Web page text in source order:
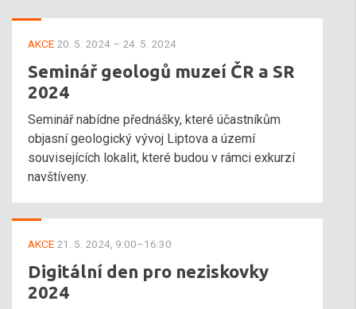
AKCE 20. 5. 2024 – 24. 5. 2024
Seminář geologů muzeí ČR a SR
2024
Seminář nabídne přednášky, které účastníkům
objasní geologický vývoj Liptova a území
souvisejících lokalit, které budou v rámci exkurzí
navštíveny.
AKCE 21. 5. 2024, 9:00–16:30
Digitální den pro neziskovky
2024